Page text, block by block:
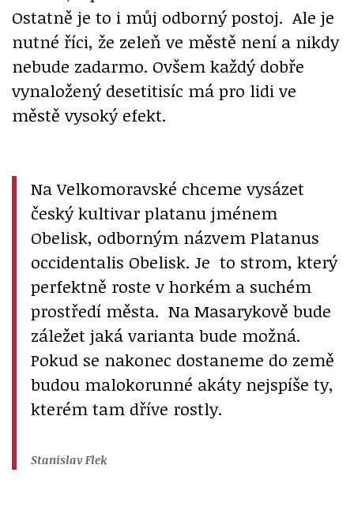
Ostatně je to i můj odborný postoj. Ale je
nutné říci, že zeleň ve městě není a nikdy
nebude zadarmo. Ovšem každý dobře
vynaložený desetitisíc má pro lidi ve
městě vysoký efekt.
Na Velkomoravské chceme vysázet
český kultivar platanu jménem
Obelisk, odborným názvem Platanus
occidentalis Obelisk. Je to strom, který
perfektně roste v horkém a suchém
prostředí města. Na Masarykově bude
záležet jaká varianta bude možná.
Pokud se nakonec dostaneme do země
budou malokorunné akáty nejspíše ty,
kterém tam dříve rostly.
Stanislav Flek